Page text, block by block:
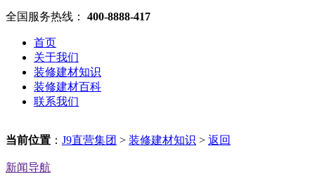
全国服务热线： 400-8888-417
首页
关于我们
装修建材知识
装修建材百科
联系我们
当前位置 ： J9直营集团 > 装修建材知识 > 返回
新闻导航